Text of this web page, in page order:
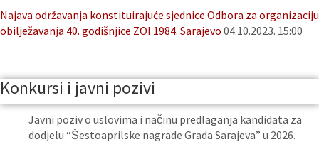
Najava održavanja konstituirajuće sjednice Odbora za organizaciju
obilježavanja 40. godišnjice ZOI 1984. Sarajevo 04.10.2023. 15:00
Konkursi i javni pozivi
Javni poziv o uslovima i načinu predlaganja kandidata za
dodjelu “Šestoaprilske nagrade Grada Sarajeva” u 2026.